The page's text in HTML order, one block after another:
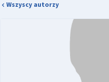
Wszyscy autorzy